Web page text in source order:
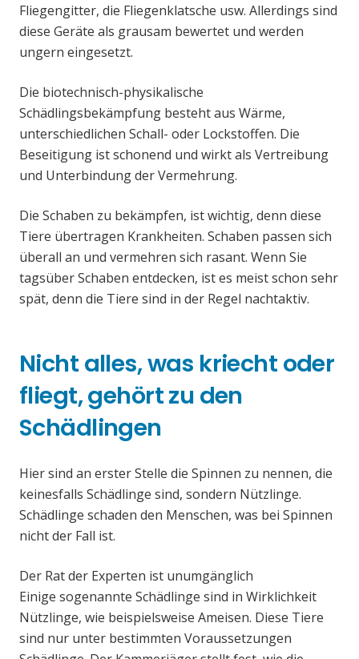
Fliegengitter, die Fliegenklatsche usw. Allerdings sind
diese Geräte als grausam bewertet und werden
ungern eingesetzt.
Die biotechnisch-physikalische
Schädlingsbekämpfung besteht aus Wärme,
unterschiedlichen Schall- oder Lockstoffen. Die
Beseitigung ist schonend und wirkt als Vertreibung
und Unterbindung der Vermehrung.
Die Schaben zu bekämpfen, ist wichtig, denn diese
Tiere übertragen Krankheiten. Schaben passen sich
überall an und vermehren sich rasant. Wenn Sie
tagsüber Schaben entdecken, ist es meist schon sehr
spät, denn die Tiere sind in der Regel nachtaktiv.
Nicht alles, was kriecht oder
fliegt, gehört zu den
Schädlingen
Hier sind an erster Stelle die Spinnen zu nennen, die
keinesfalls Schädlinge sind, sondern Nützlinge.
Schädlinge schaden den Menschen, was bei Spinnen
nicht der Fall ist.
Der Rat der Experten ist unumgänglich
Einige sogenannte Schädlinge sind in Wirklichkeit
Nützlinge, wie beispielsweise Ameisen. Diese Tiere
sind nur unter bestimmten Voraussetzungen